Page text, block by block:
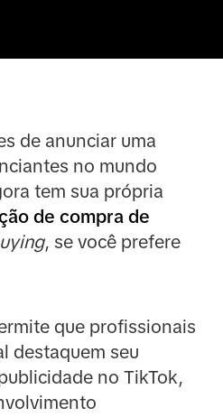
de anunciar uma
no mundo
tem sua própria
de compra de
, se você prefere
que profissionais
destaquem seu
no TikTok,